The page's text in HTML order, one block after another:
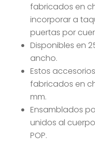
fabricados en
incorporar a
puertas por
Disponibles en
ancho.
Estos
fabricados en
mm.
Ensamblados
unidos al
POP.